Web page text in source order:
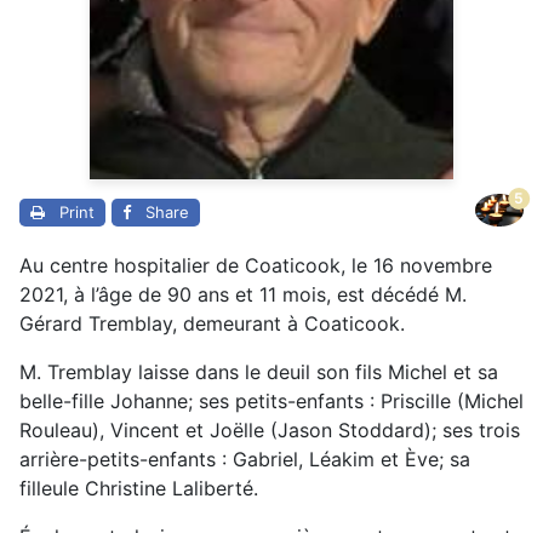
Print Share
5
Au centre hospitalier de Coaticook, le 16 novembre
2021, à l’âge de 90 ans et 11 mois, est décédé M.
Gérard Tremblay, demeurant à Coaticook.
M. Tremblay laisse dans le deuil son fils Michel et sa
belle-fille Johanne; ses petits-enfants : Priscille (Michel
Rouleau), Vincent et Joëlle (Jason Stoddard); ses trois
arrière-petits-enfants : Gabriel, Léakim et Ève; sa
filleule Christine Laliberté.